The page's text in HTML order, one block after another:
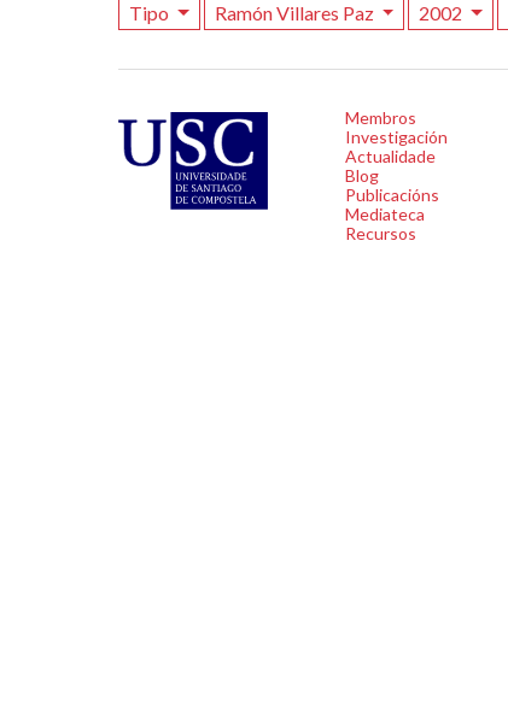
Tipo Ramón Villares Paz 2002
Membros
Investigación
Actualidade
Blog
Publicacións
Mediateca
Recursos